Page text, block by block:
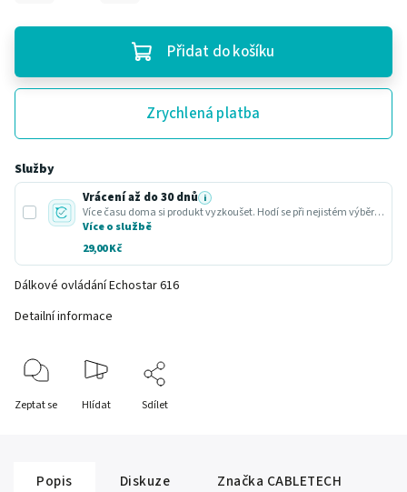
Přidat do košíku
Zrychlená platba
Služby
Vrácení až do 30 dnů i
Více času doma si produkt vyzkoušet. Hodí se při nejistém výběru nebo dárku.
Více o službě
29,00 Kč
Dálkové ovládání Echostar 616
Detailní informace
Zeptat se Hlídat Sdílet
Popis Diskuze Značka CABLETECH